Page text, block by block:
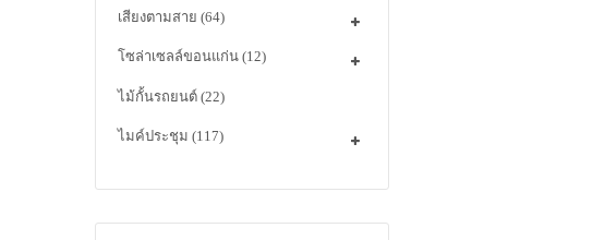
เสียงตามสาย (64)
โซล่าเซลล์ขอนแก่น (12)
ไม้กั้นรถยนต์ (22)
ไมค์ประชุม (117)